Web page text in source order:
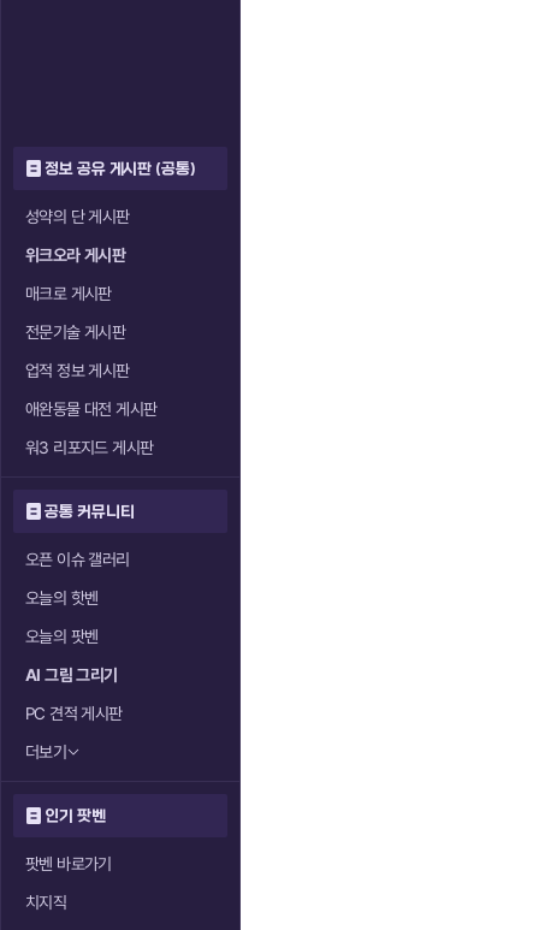
정보 공유 게시판 (공통)
성약의 단 게시판
위크오라 게시판
매크로 게시판
전문기술 게시판
업적 정보 게시판
애완동물 대전 게시판
워3 리포지드 게시판
공통 커뮤니티
오픈 이슈 갤러리
오늘의 핫벤
오늘의 팟벤
AI 그림 그리기
PC 견적 게시판
더보기
인기 팟벤
팟벤 바로가기
치지직